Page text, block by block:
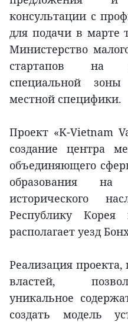
консультации с
для подачи в марте
Министерство
стартапов на
специальной
местной специфики.
Проект «K-Vietnam
создание центра
объединяющего
образования на
исторического
Республику
располагает уезд
Реализация
властей,
уникальное
создать модель